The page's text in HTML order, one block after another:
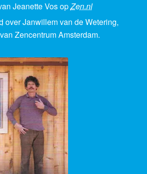
Jeanette Vos opZen.nl
over Janwillem van de Wetering,
Zencentrum Amsterdam.
Centre for Buddhist
in Buddhist Studies
Beijering
The Netherlands)
Head: Janwillem Van de
1966-1975
studied social
and is an independent
She is
of Janwillem van de